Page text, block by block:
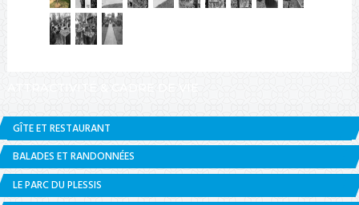
GÎTE ET RESTAURANT
BALADES ET RANDONNÉES
LE PARC DU PLESSIS